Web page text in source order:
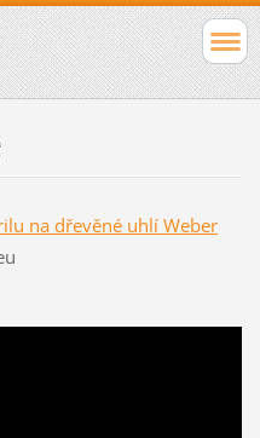
na dřevěné uhlí Weber